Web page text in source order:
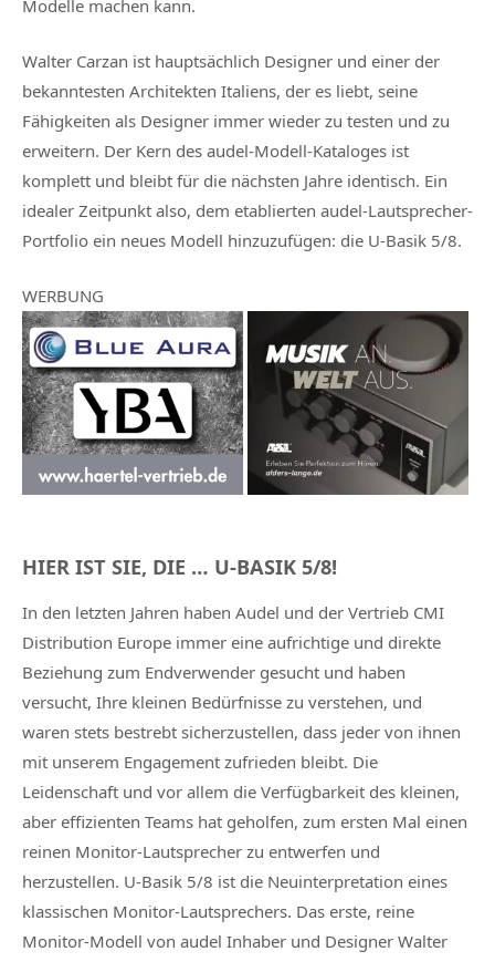
Modelle machen kann.
Walter Carzan ist hauptsächlich Designer und einer der
bekanntesten Architekten Italiens, der es liebt, seine
Fähigkeiten als Designer immer wieder zu testen und zu
erweitern. Der Kern des audel-Modell-Kataloges ist
komplett und bleibt für die nächsten Jahre identisch. Ein
idealer Zeitpunkt also, dem etablierten audel-Lautsprecher-
Portfolio ein neues Modell hinzuzufügen: die U-Basik 5/8.
WERBUNG
HIER IST SIE, DIE … U-BASIK 5/8!
In den letzten Jahren haben Audel und der Vertrieb CMI
Distribution Europe immer eine aufrichtige und direkte
Beziehung zum Endverwender gesucht und haben
versucht, Ihre kleinen Bedürfnisse zu verstehen, und
waren stets bestrebt sicherzustellen, dass jeder von ihnen
mit unserem Engagement zufrieden bleibt. Die
Leidenschaft und vor allem die Verfügbarkeit des kleinen,
aber effizienten Teams hat geholfen, zum ersten Mal einen
reinen Monitor-Lautsprecher zu entwerfen und
herzustellen. U-Basik 5/8 ist die Neuinterpretation eines
klassischen Monitor-Lautsprechers. Das erste, reine
Monitor-Modell von audel Inhaber und Designer Walter